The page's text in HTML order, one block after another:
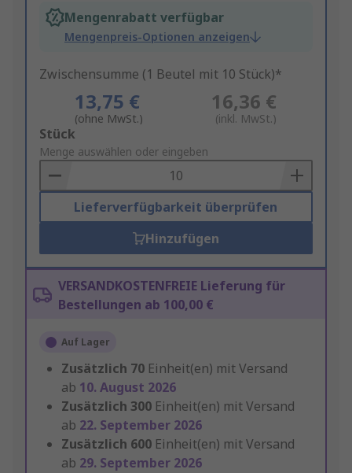
Mengenrabatt verfügbar
Mengenpreis-Optionen anzeigen
Zwischensumme (1 Beutel mit 10 Stück)*
13,75 €
(ohne MwSt.)
16,36 €
(inkl. MwSt.)
Add
to
Basket
Stück
Menge auswählen oder eingeben
Lieferverfügbarkeit überprüfen
Hinzufügen
VERSANDKOSTENFREIE Lieferung für
Bestellungen ab 100,00 €
Auf Lager
Zusätzlich 70 Einheit(en) mit Versand
ab 10. August 2026
Zusätzlich 300 Einheit(en) mit Versand
ab 22. September 2026
Zusätzlich 600 Einheit(en) mit Versand
ab 29. September 2026